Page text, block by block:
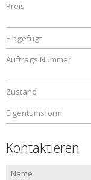
Preis
Eingefügt
Auftrags Nummer
Zustand
Eigentumsform
Kontaktieren